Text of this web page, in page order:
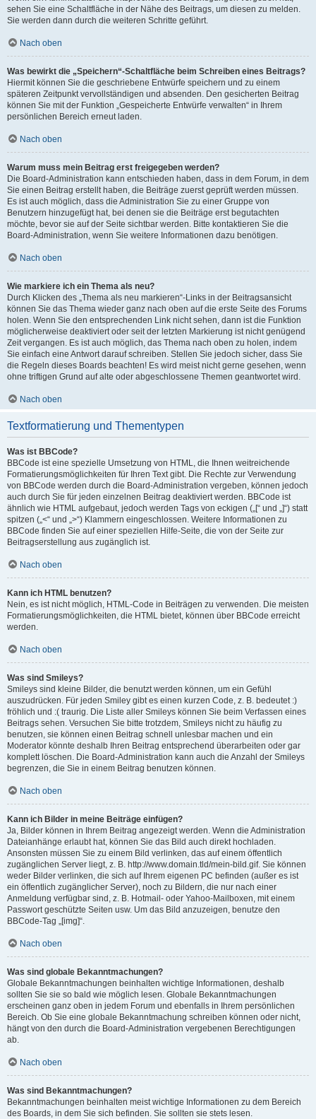
sehen Sie eine Schaltfläche in der Nähe des Beitrags, um diesen zu melden.
Sie werden dann durch die weiteren Schritte geführt.
Nach oben
Was bewirkt die „Speichern“-Schaltfläche beim Schreiben eines Beitrags?
Hiermit können Sie die geschriebene Entwürfe speichern und zu einem
späteren Zeitpunkt vervollständigen und absenden. Den gesicherten Beitrag
können Sie mit der Funktion „Gespeicherte Entwürfe verwalten“ in Ihrem
persönlichen Bereich erneut laden.
Nach oben
Warum muss mein Beitrag erst freigegeben werden?
Die Board-Administration kann entschieden haben, dass in dem Forum, in dem
Sie einen Beitrag erstellt haben, die Beiträge zuerst geprüft werden müssen.
Es ist auch möglich, dass die Administration Sie zu einer Gruppe von
Benutzern hinzugefügt hat, bei denen sie die Beiträge erst begutachten
möchte, bevor sie auf der Seite sichtbar werden. Bitte kontaktieren Sie die
Board-Administration, wenn Sie weitere Informationen dazu benötigen.
Nach oben
Wie markiere ich ein Thema als neu?
Durch Klicken des „Thema als neu markieren“-Links in der Beitragsansicht
können Sie das Thema wieder ganz nach oben auf die erste Seite des Forums
holen. Wenn Sie den entsprechenden Link nicht sehen, dann ist die Funktion
möglicherweise deaktiviert oder seit der letzten Markierung ist nicht genügend
Zeit vergangen. Es ist auch möglich, das Thema nach oben zu holen, indem
Sie einfach eine Antwort darauf schreiben. Stellen Sie jedoch sicher, dass Sie
die Regeln dieses Boards beachten! Es wird meist nicht gerne gesehen, wenn
ohne triftigen Grund auf alte oder abgeschlossene Themen geantwortet wird.
Nach oben
Textformatierung und Thementypen
Was ist BBCode?
BBCode ist eine spezielle Umsetzung von HTML, die Ihnen weitreichende
Formatierungsmöglichkeiten für Ihren Text gibt. Die Rechte zur Verwendung
von BBCode werden durch die Board-Administration vergeben, können jedoch
auch durch Sie für jeden einzelnen Beitrag deaktiviert werden. BBCode ist
ähnlich wie HTML aufgebaut, jedoch werden Tags von eckigen („[“ und „]“) statt
spitzen („<“ und „>“) Klammern eingeschlossen. Weitere Informationen zu
BBCode finden Sie auf einer speziellen Hilfe-Seite, die von der Seite zur
Beitragserstellung aus zugänglich ist.
Nach oben
Kann ich HTML benutzen?
Nein, es ist nicht möglich, HTML-Code in Beiträgen zu verwenden. Die meisten
Formatierungsmöglichkeiten, die HTML bietet, können über BBCode erreicht
werden.
Nach oben
Was sind Smileys?
Smileys sind kleine Bilder, die benutzt werden können, um ein Gefühl
auszudrücken. Für jeden Smiley gibt es einen kurzen Code, z. B. bedeutet :)
fröhlich und :( traurig. Die Liste aller Smileys können Sie beim Verfassen eines
Beitrags sehen. Versuchen Sie bitte trotzdem, Smileys nicht zu häufig zu
benutzen, sie können einen Beitrag schnell unlesbar machen und ein
Moderator könnte deshalb Ihren Beitrag entsprechend überarbeiten oder gar
komplett löschen. Die Board-Administration kann auch die Anzahl der Smileys
begrenzen, die Sie in einem Beitrag benutzen können.
Nach oben
Kann ich Bilder in meine Beiträge einfügen?
Ja, Bilder können in Ihrem Beitrag angezeigt werden. Wenn die Administration
Dateianhänge erlaubt hat, können Sie das Bild auch direkt hochladen.
Ansonsten müssen Sie zu einem Bild verlinken, das auf einem öffentlich
zugänglichen Server liegt, z. B. http://www.domain.tld/mein-bild.gif. Sie können
weder Bilder verlinken, die sich auf Ihrem eigenen PC befinden (außer es ist
ein öffentlich zugänglicher Server), noch zu Bildern, die nur nach einer
Anmeldung verfügbar sind, z. B. Hotmail- oder Yahoo-Mailboxen, mit einem
Passwort geschützte Seiten usw. Um das Bild anzuzeigen, benutze den
BBCode-Tag „[img]“.
Nach oben
Was sind globale Bekanntmachungen?
Globale Bekanntmachungen beinhalten wichtige Informationen, deshalb
sollten Sie sie so bald wie möglich lesen. Globale Bekanntmachungen
erscheinen ganz oben in jedem Forum und ebenfalls in Ihrem persönlichen
Bereich. Ob Sie eine globale Bekanntmachung schreiben können oder nicht,
hängt von den durch die Board-Administration vergebenen Berechtigungen
ab.
Nach oben
Was sind Bekanntmachungen?
Bekanntmachungen beinhalten meist wichtige Informationen zu dem Bereich
des Boards, in dem Sie sich befinden. Sie sollten sie stets lesen.